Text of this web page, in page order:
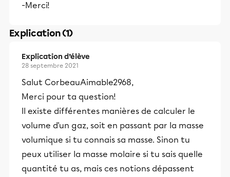
-Merci!
Explication (1)
Explication d’élève
28 septembre 2021
Salut CorbeauAimable2968,
Merci pour ta question!
Il existe différentes manières de calculer le
volume d'un gaz, soit en passant par la masse
volumique si tu connais sa masse. Sinon tu
peux utiliser la masse molaire si tu sais quelle
quantité tu as, mais ces notions dépassent